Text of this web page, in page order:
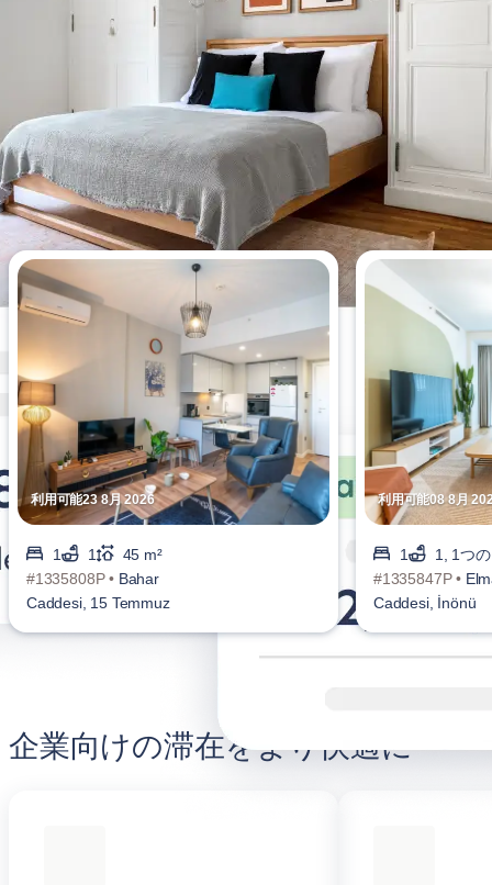
今週最も閲覧された1 ベッドルー
ムアパート。
利用可能23 8月 2026
1 1
45 m²
#1335808P • Bahar
Caddesi, 15 Temmuz
利用可能08 8月
1
1, 1つ
#1335847P •
Caddesi, İnönü
企業向けの滞在をより快適に